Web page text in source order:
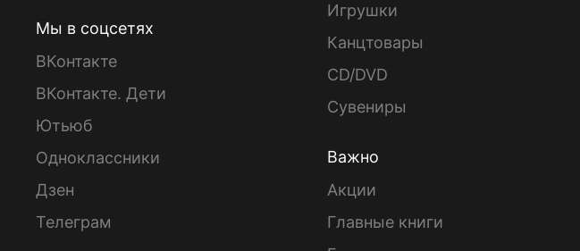
Мы в соцсетях
ВКонтакте
ВКонтакте. Дети
Ютьюб
Одноклассники
Дзен
Телеграм
Игрушки
Канцтовары
CD/DVD
Сувениры
Важно
Акции
Главные книги